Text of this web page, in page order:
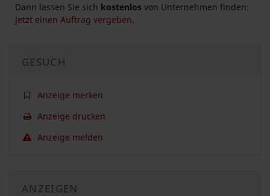
Dann lassen Sie sich kostenlos von Unternehmen finden:
Jetzt einen Auftrag vergeben.
GESUCH
Anzeige merken
Anzeige drucken
Anzeige melden
ANZEIGEN